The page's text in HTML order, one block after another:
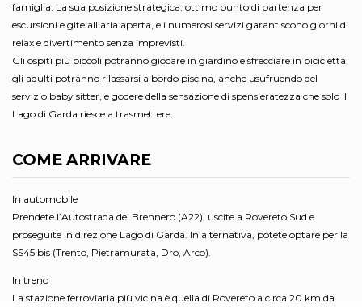
famiglia. La sua posizione strategica, ottimo punto di partenza per
escursioni e gite all’aria aperta, e i numerosi servizi garantiscono giorni di
relax e divertimento senza imprevisti.
Gli ospiti più piccoli potranno giocare in giardino e sfrecciare in bicicletta;
gli adulti potranno rilassarsi a bordo piscina, anche usufruendo del
servizio baby sitter, e godere della sensazione di spensieratezza che solo il
Lago di Garda riesce a trasmettere.
COME ARRIVARE
In automobile
Prendete l’Autostrada del Brennero (A22), uscite a Rovereto Sud e
proseguite in direzione Lago di Garda. In alternativa, potete optare per la
SS45 bis (Trento, Pietramurata, Dro, Arco).
In treno
La stazione ferroviaria più vicina è quella di Rovereto a circa 20 km da